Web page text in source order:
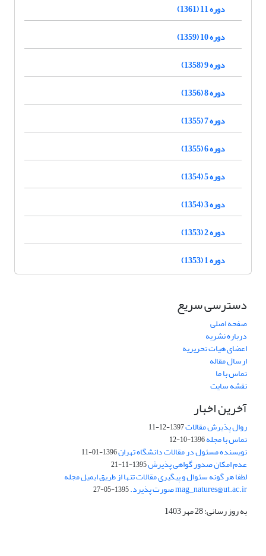
دوره 11 (1361)
دوره 10 (1359)
دوره 9 (1358)
دوره 8 (1356)
دوره 7 (1355)
دوره 6 (1355)
دوره 5 (1354)
دوره 3 (1354)
دوره 2 (1353)
دوره 1 (1353)
دسترسی سریع
صفحه اصلی
درباره نشریه
اعضای هیات تحریریه
ارسال مقاله
تماس با ما
نقشه سایت
آخرین اخبار
روال پذیرش مقالات1397-12-11
تماس با مجله1396-10-12
نویسنده مسئول در مقالات دانشگاه تهران1396-01-11
عدم امکان صدور گواهی پذیرش1395-11-21
لطفا هر گونه سئوال و پیگیری مقالات تنها از طریق ایمیل مجله
mag_natures@ut.ac.ir صورت پذیرد. 1395-05-27
به روز رسانی: 28 مهر 1403